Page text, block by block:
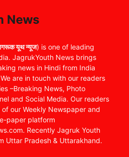
News
यूथ न्यूज) is one of leading
JagrukYouth News brings
news in Hindi from India
are in touch with our readers
–Breaking News, Photo
and Social Media. Our readers
our Weekly Newspaper and
paper platform
Recently Jagruk Youth
Uttar Pradesh & Uttarakhand.